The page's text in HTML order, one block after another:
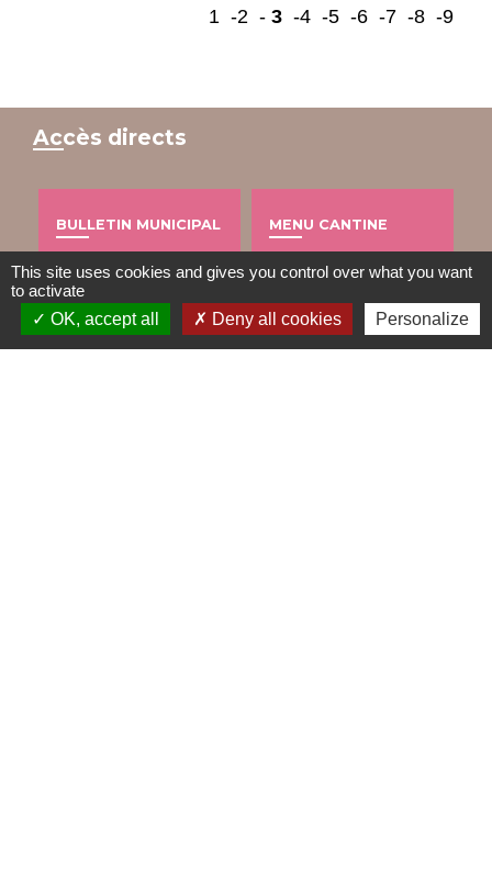
1 -2 - 3 -4 -5 -6 -7 -8 -9
Accès directs
BULLETIN MUNICIPAL
import_contacts
MENU CANTINE
local_dining
This site uses cookies and gives you control over what you want
to activate
OK, accept all
Deny all cookies Personalize